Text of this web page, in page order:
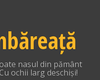
nasul din pământ
ochii larg deschiși!